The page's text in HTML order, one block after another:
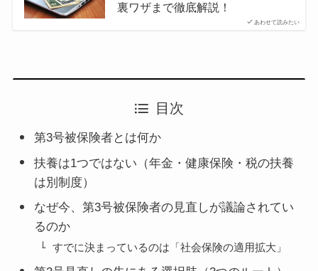
あわせて読みたい
裏ワザまで徹底解説！
目次
第3号被保険者とは何か
扶養は1つではない（年金・健康保険・税の扶養
は別制度）
なぜ今、第3号被保険者の見直しが議論されてい
るのか
すでに決まっているのは「社会保険の適用拡大」